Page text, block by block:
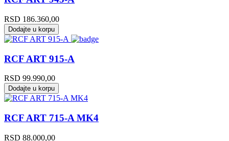
RSD 186.360,00
Dodajte u korpu
RCF ART 915-A
RSD 99.990,00
Dodajte u korpu
RCF ART 715-A MK4
RSD 88.000,00